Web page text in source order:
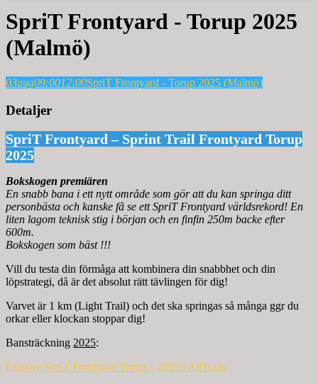
SpriT Frontyard - Torup 2025
(Malmö)
03aug09:0012:00SpriT Frontyard - Torup 2025 (Malmö)
Detaljer
SpriT Frontyard – Sprint Trail Frontyard Torup
2025
Bokskogen premiären
En snabb bana i ett nytt område som gör att du kan springa ditt
personbästa och kanske få se ett SpriT Frontyard världsrekord! En
liten lagom teknisk stig i början och en finfin 250m backe efter
600m.
Bokskogen som bäst !!!
Vill du testa din förmåga att kombinera din snabbhet och din
löpstrategi, då är det absolut rätt tävlingen för dig!
Varvet är 1 km (Light Trail) och det ska springas så många ggr du
orkar eller klockan stoppar dig!
Bansträckning 2025:
Explore SpriT Frontyard Torup – 2025 | AllTrails